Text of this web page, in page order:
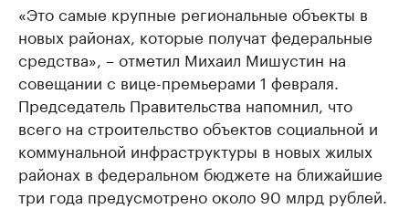
«Это самые крупные региональные объекты в
новых районах, которые получат федеральные
средства», – отметил Михаил Мишустин на
совещании с вице-премьерами 1 февраля.
Председатель Правительства напомнил, что
всего на строительство объектов социальной и
коммунальной инфраструктуры в новых жилых
районах в федеральном бюджете на ближайшие
три года предусмотрено около 90 млрд рублей.